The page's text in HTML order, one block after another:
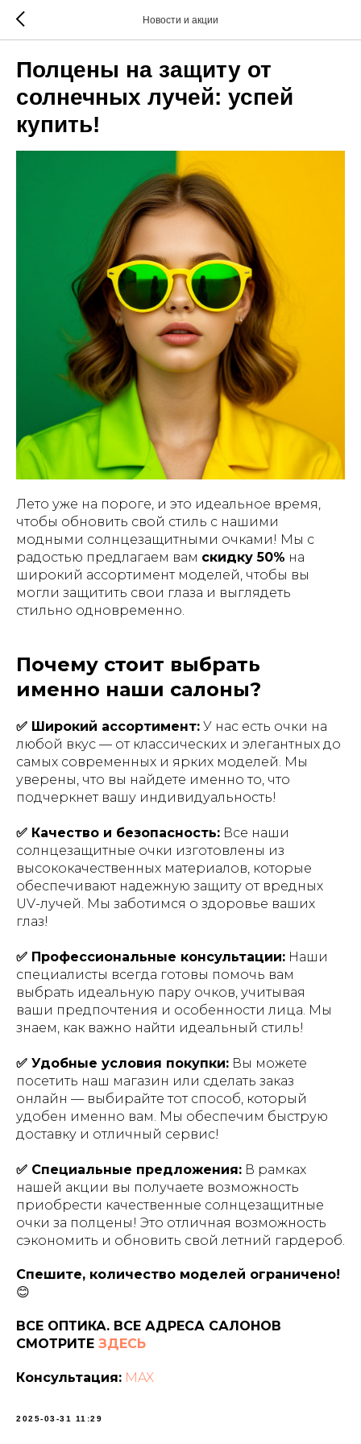
Новости и акции
Полцены на защиту от
солнечных лучей: успей
купить!
Лето уже на пороге, и это идеальное время,
чтобы обновить свой стиль с нашими
модными солнцезащитными очками! Мы с
радостью предлагаем вам скидку 50% на
широкий ассортимент моделей, чтобы вы
могли защитить свои глаза и выглядеть
стильно одновременно.
Почему стоит выбрать
именно наши салоны?
✅ Широкий ассортимент: У нас есть очки на
любой вкус — от классических и элегантных до
самых современных и ярких моделей. Мы
уверены, что вы найдете именно то, что
подчеркнет вашу индивидуальность!
✅ Качество и безопасность: Все наши
солнцезащитные очки изготовлены из
высококачественных материалов, которые
обеспечивают надежную защиту от вредных
UV-лучей. Мы заботимся о здоровье ваших
глаз!
✅ Профессиональные консультации: Наши
специалисты всегда готовы помочь вам
выбрать идеальную пару очков, учитывая
ваши предпочтения и особенности лица. Мы
знаем, как важно найти идеальный стиль!
✅ Удобные условия покупки: Вы можете
посетить наш магазин или сделать заказ
онлайн — выбирайте тот способ, который
удобен именно вам. Мы обеспечим быструю
доставку и отличный сервис!
✅ Специальные предложения: В рамках
нашей акции вы получаете возможность
приобрести качественные солнцезащитные
очки за полцены! Это отличная возможность
сэкономить и обновить свой летний гардероб.
Спешите, количество моделей ограничено!
😊
ВСЕ ОПТИКА. ВСЕ АДРЕСА САЛОНОВ
СМОТРИТЕ ЗДЕСЬ
Консультация: MAX
2025-03-31 11:29